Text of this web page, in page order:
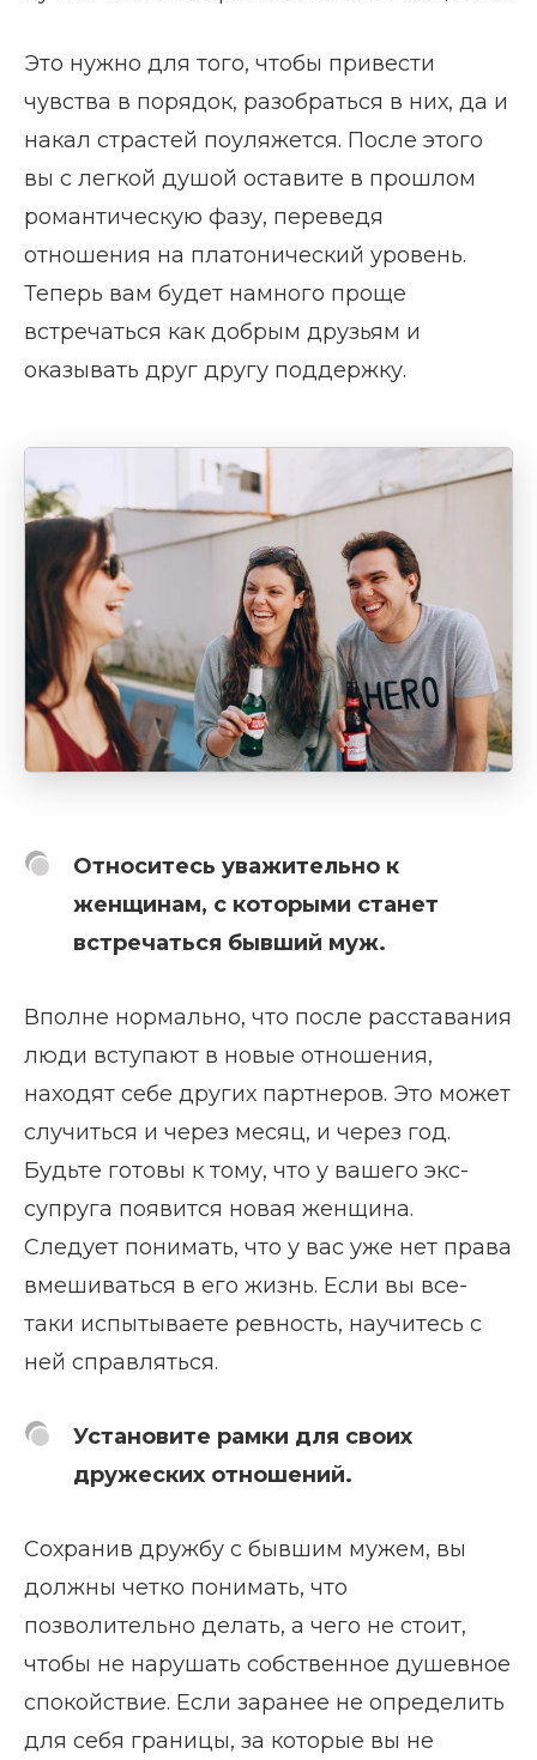
Это нужно для того, чтобы привести
чувства в порядок, разобраться в них, да и
накал страстей поуляжется. После этого
вы с легкой душой оставите в прошлом
романтическую фазу, переведя
отношения на платонический уровень.
Теперь вам будет намного проще
встречаться как добрым друзьям и
оказывать друг другу поддержку.
Относитесь уважительно к
женщинам, с которыми станет
встречаться бывший муж.
Вполне нормально, что после расставания
люди вступают в новые отношения,
находят себе других партнеров. Это может
случиться и через месяц, и через год.
Будьте готовы к тому, что у вашего экс-
супруга появится новая женщина.
Следует понимать, что у вас уже нет права
вмешиваться в его жизнь. Если вы все-
таки испытываете ревность, научитесь с
ней справляться.
Установите рамки для своих
дружеских отношений.
Сохранив дружбу с бывшим мужем, вы
должны четко понимать, что
позволительно делать, а чего не стоит,
чтобы не нарушать собственное душевное
спокойствие. Если заранее не определить
для себя границы, за которые вы не